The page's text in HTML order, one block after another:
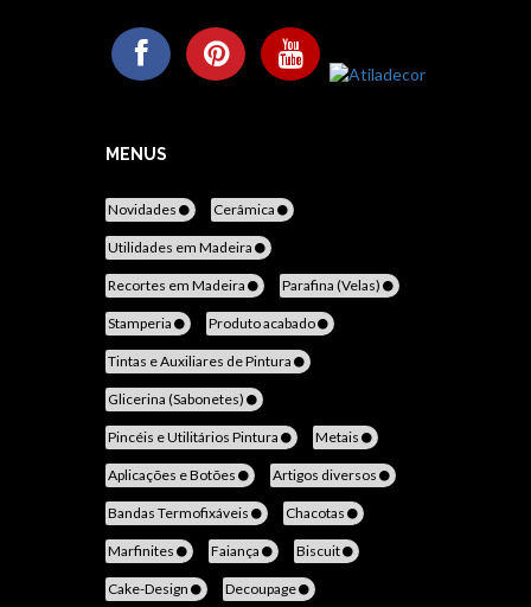
MENUS
Novidades Cerâmica
Utilidades em Madeira
Recortes em Madeira Parafina (Velas)
Stamperia Produto acabado
Tintas e Auxiliares de Pintura
Glicerina (Sabonetes)
Pincéis e Utilitários Pintura Metais
Aplicações e Botões Artigos diversos
Bandas Termofixáveis Chacotas
Marfinites Faiança Biscuit
Cake-Design Decoupage